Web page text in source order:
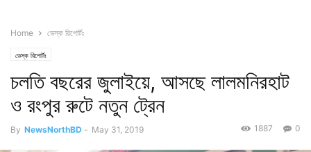
Home ডেস্ক রিপোর্টঃ
ডেস্ক রিপোর্টঃ
চলতি বছরের জুলাইয়ে, আসছে লালমনিরহাট
ও রংপুর রুটে নতুন ট্রেন
By NewsNorthBD - May 31, 2019 0
1887